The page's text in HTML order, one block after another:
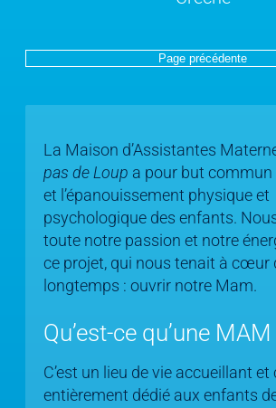
La Maison d’Assistantes
pas de Loup a pour but commun
et l’épanouissement physique et
psychologique des enfants.
toute notre passion et notre
ce projet, qui nous tenait à cœur
longtemps : ouvrir notre Mam.
Qu’est-ce qu’une MAM
C’est un lieu de vie accueillant
entièrement dédié aux enfants